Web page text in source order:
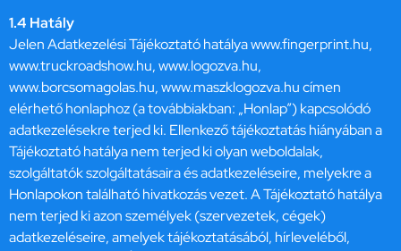
1.4 Hatály
Jelen Adatkezelési Tájékoztató hatálya www.fingerprint.hu,
www.truckroadshow.hu, www.logozva.hu,
www.borcsomagolas.hu, www.maszklogozva.hu címen
elérhető honlaphoz (a továbbiakban: „Honlap”) kapcsolódó
adatkezelésekre terjed ki. Ellenkező tájékoztatás hiányában a
Tájékoztató hatálya nem terjed ki olyan weboldalak,
szolgáltatók szolgáltatásaira és adatkezeléseire, melyekre a
Honlapokon található hivatkozás vezet. A Tájékoztató hatálya
nem terjed ki azon személyek (szervezetek, cégek)
adatkezeléseire, amelyek tájékoztatásából, hírleveléből,